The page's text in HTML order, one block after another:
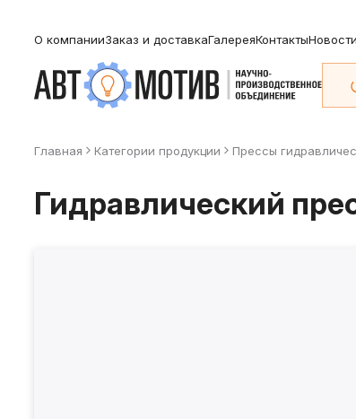
О компанииЗаказ и доставкаГалереяКонтактыНовости
Главная Категории продукции Прессы
Гидравлический